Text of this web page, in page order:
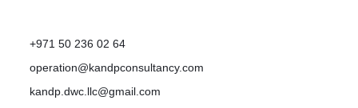
+971 50 236 02 64
operation@kandpconsultancy.com
kandp.dwc.llc@gmail.com